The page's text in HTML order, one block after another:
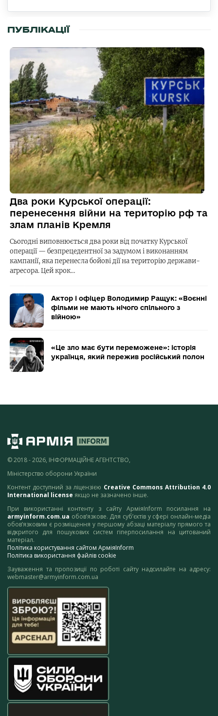
ПУБЛІКАЦІЇ
Два роки Курської операції:
перенесення війни на територію рф та
злам планів Кремля
Сьогодні виповнюється два роки від початку Курської
операції — безпрецедентної за задумом і виконанням
кампанії, яка перенесла бойові дії на територію держави-
агресора. Цей крок…
Актор і офіцер Володимир Ращук: «Воєнні
фільми не мають нічого спільного з
війною»
«Це зло має бути переможене»: історія
українця, який пережив російський полон
© 2018 - 2026, ІНФОРМАЦІЙНЕ АГЕНТСТВО,
Міністерство оборони України
Контент доступний за ліцензією Creative Commons Attribution 4.0
International license якщо не зазначено інше.
При використанні контенту з сайту АрміяInform посилання на
armyinform.com.ua обов’язкове. Для суб’єктів у сфері онлайн-медіа
обов’язковим є розміщення у першому абзаці матеріалу прямого та
відкритого для пошукових систем гіперпосилання на цитований
матеріал.
Політика користування сайтом АрміяInform
Політика використання файлів cookie
Зауваження та пропозиції по роботі сайту надсилайте на адресу:
webmaster@armyinform.com.ua